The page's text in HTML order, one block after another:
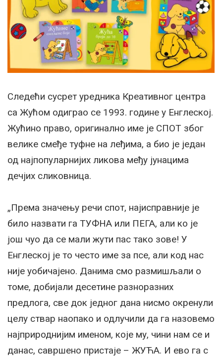
Следећи сусрет уредника Креативног центра
са Жућом одиграо се 1993. године у Енглеској.
Жућино право, оригинално име је СПОТ због
велике смеђе туфне на леђима, а био је један
од најпопуларнијих ликова међу јунацима
дечјих сликовница.
„Према значењу речи спот, најисправније је
било назвати га ТУФНА или ПЕГА, али ко је
још чуо да се мали жути пас тако зове! У
Енглеској је то често име за псе, али код нас
није уобичајено. Данима смо размишљали о
томе, добијали десетине разноразних
предлога, све док једног дана нисмо окренули
целу ствар наопако и одлучили да га назовемо
најприроднијим именом, које му, чини нам се и
данас, савршено пристаје – ЖУЋА. И ево га с